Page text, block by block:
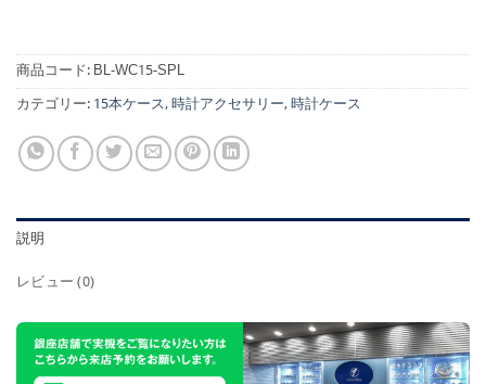
商品コード:BL-WC15-SPL
カテゴリー:15本ケース,時計アクセサリー,時計ケース
説明
レビュー (0)